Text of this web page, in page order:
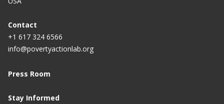
Contact
+1 617 324 6566
info@povertyactionlab.org
Press Room
Stay Informed